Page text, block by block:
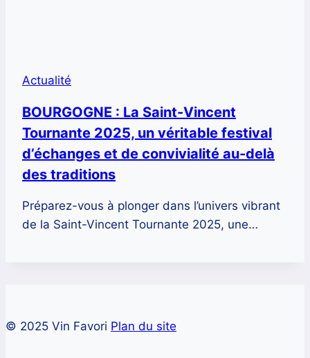
Actualité
BOURGOGNE : La Saint-Vincent
Tournante 2025, un véritable festival
d’échanges et de convivialité au-delà
des traditions
Préparez-vous à plonger dans l’univers vibrant
de la Saint-Vincent Tournante 2025, une…
© 2025 Vin Favori Plan du site